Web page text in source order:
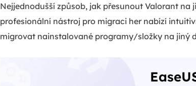
Nejjednodušší způsob, jak přesunout Valorant na
profesionální nástroj pro migraci her nabízí
migrovat nainstalované programy/složky na jiný